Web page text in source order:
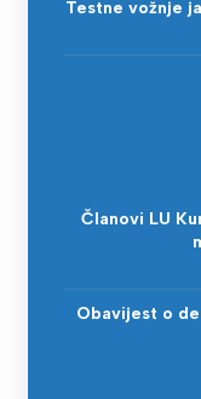
Testne vožnje
Članovi LU
Obavijest o